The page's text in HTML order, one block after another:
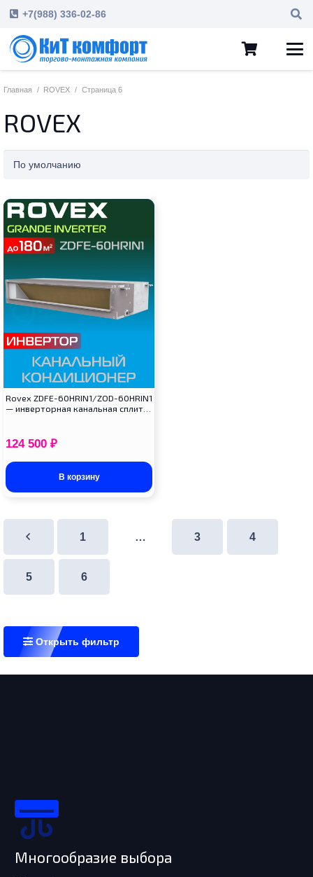
+7(988) 336-02-86
Главная / ROVEX / Страница 6
ROVEX
Rovex ZDFE-60HRIN1/ZOD-60HRIN1
— инверторная канальная сплит…
124 500 ₽
В корзину
1 … 3 4
5 6
Открыть фильтр
Многообразие выбора